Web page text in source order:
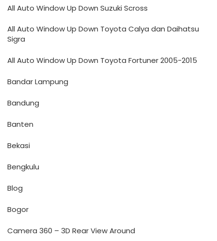
All Auto Window Up Down Suzuki Scross
All Auto Window Up Down Toyota Calya dan Daihatsu
Sigra
All Auto Window Up Down Toyota Fortuner 2005-2015
Bandar Lampung
Bandung
Banten
Bekasi
Bengkulu
Blog
Bogor
Camera 360 – 3D Rear View Around